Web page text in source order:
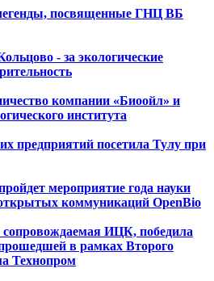
посвященные ГНЦ ВБ
- за экологические
компании «Биоойл» и
института
предприятий посетила Тулу при
мероприятие года науки
коммуникаций OpenBio
ИЦК, победила
в рамках Второго
Технопром